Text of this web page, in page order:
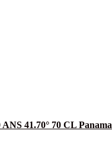
41.70° 70 CL Panama